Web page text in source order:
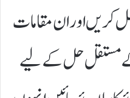
کریں اور ان مقامات
مستقل حل کے لیے